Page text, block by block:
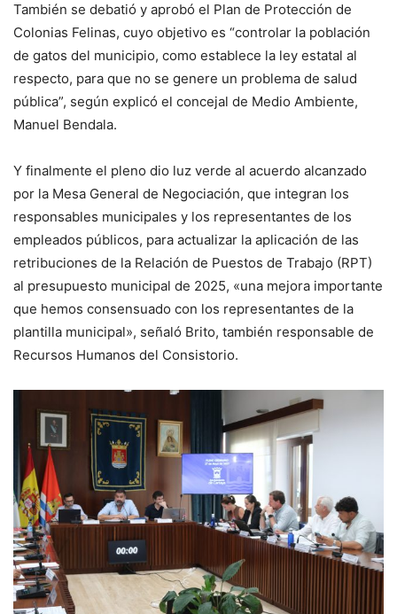
También se debatió y aprobó el Plan de Protección de
Colonias Felinas, cuyo objetivo es “controlar la población
de gatos del municipio, como establece la ley estatal al
respecto, para que no se genere un problema de salud
pública”, según explicó el concejal de Medio Ambiente,
Manuel Bendala.
Y finalmente el pleno dio luz verde al acuerdo alcanzado
por la Mesa General de Negociación, que integran los
responsables municipales y los representantes de los
empleados públicos, para actualizar la aplicación de las
retribuciones de la Relación de Puestos de Trabajo (RPT)
al presupuesto municipal de 2025, «una mejora importante
que hemos consensuado con los representantes de la
plantilla municipal», señaló Brito, también responsable de
Recursos Humanos del Consistorio.